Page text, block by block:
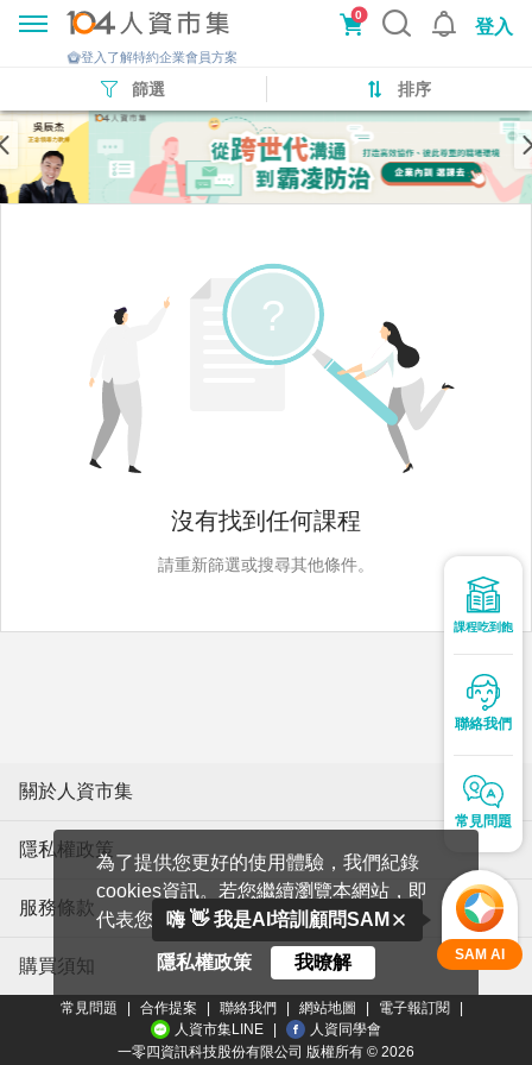
0
登入
登入了解特約企業會員方案
課程吃到飽
聯絡我們
常見問題
為了提供您更好的使用體驗，我們紀錄
cookies資訊。若您繼續瀏覽本網站，即
代表您同意我們使用cookies。
隱私權政策 我暸解
嗨 👋 我是AI培訓顧問SAM
SAM AI
篩選 排序
沒有找到任何課程
請重新篩選或搜尋其他條件。
關於人資市集
隱私權政策
服務條款
購買須知
常見問題 合作提案 聯絡我們 網站地圖 電子報訂閱
人資市集LINE
人資同學會
一零四資訊科技股份有限公司 版權所有 © 2026